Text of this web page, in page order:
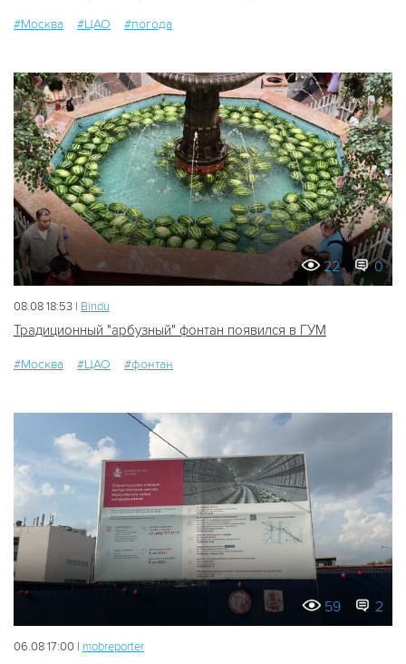
#Москва #ЦАО #погода
22 0
08.08 18:53 | Bindu
Традиционный "арбузный" фонтан появился в ГУМ
#Москва #ЦАО #фонтан
59 2
06.08 17:00 | mobreporter